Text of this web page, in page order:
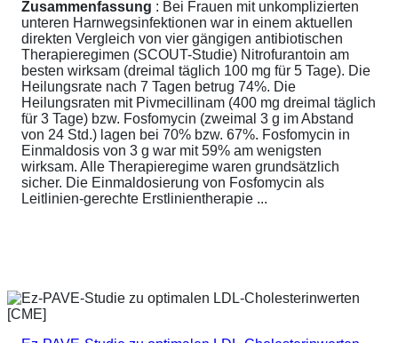
Zusammenfassung : Bei Frauen mit unkomplizierten
unteren Harnwegsinfektionen war in einem aktuellen
direkten Vergleich von vier gängigen antibiotischen
Therapieregimen (SCOUT-Studie) Nitrofurantoin am
besten wirksam (dreimal täglich 100 mg für 5 Tage). Die
Heilungsrate nach 7 Tagen betrug 74%. Die
Heilungsraten mit Pivmecillinam (400 mg dreimal täglich
für 3 Tage) bzw. Fosfomycin (zweimal 3 g im Abstand
von 24 Std.) lagen bei 70% bzw. 67%. Fosfomycin in
Einmaldosis von 3 g war mit 59% am wenigsten
wirksam. Alle Therapieregime waren grundsätzlich
sicher. Die Einmaldosierung von Fosfomycin als
Leitlinien-gerechte Erstlinientherapie ...